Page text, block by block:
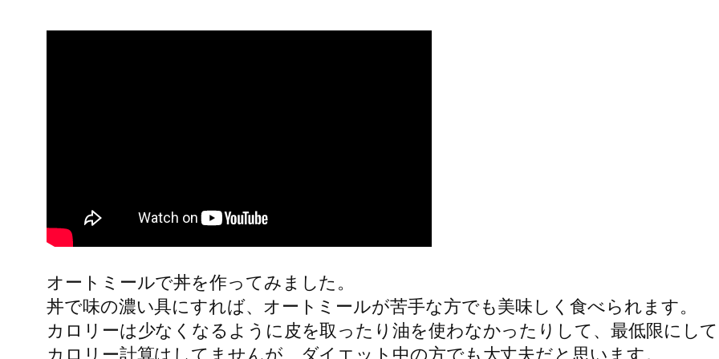
オートミールで丼を作ってみました。
丼で味の濃い具にすれば、オートミールが苦手な方でも美味しく食べられます。
カロリーは少なくなるように皮を取ったり油を使わなかったりして、最低限にし